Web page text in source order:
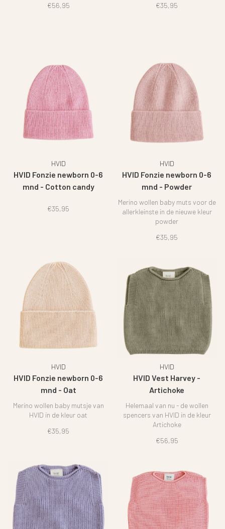
€56,95 €35,95
HVID
HVID Fonzie newborn 0-6
mnd - Cotton candy
€35,95
HVID
HVID Fonzie newborn 0-6
mnd - Powder
Merino wollen baby muts voor de
allerkleinste in de nieuwe kleur
powder
€35,95
HVID
HVID Fonzie newborn 0-6
mnd - Oat
Merino wollen baby mutsje van
HVID in de kleur oat
€35,95
HVID
HVID Vest Harvey -
Artichoke
Helemaal van nu - de wollen
spencers van HVID in de kleur
Artichoke
€56,95